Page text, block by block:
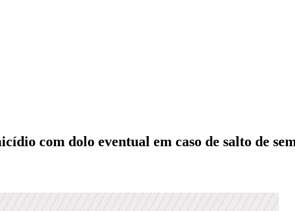
com dolo eventual em caso de salto de